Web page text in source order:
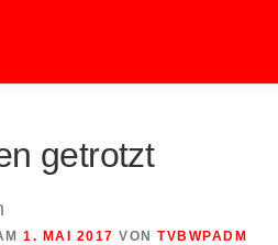
getrotzt
1. MAI 2017 VON TVBWPADM